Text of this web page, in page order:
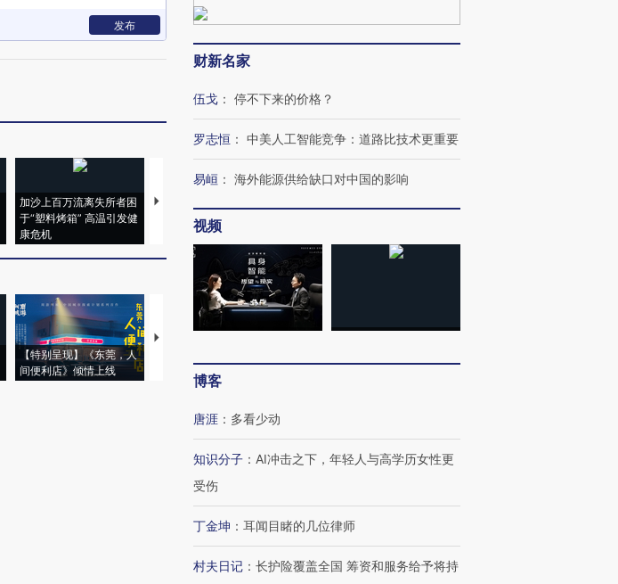
发布
加沙上百万流离失所者困
于“塑料烤箱” 高温引发健
康危机
视线｜HYROX的吸金
术：是什么让中产们甘
心“花钱找虐”？
【特别呈现】《东莞，人
间便利店》倾情上线
【推广】走进第四届链博
财新名家
伍戈 ： 停不下来的价格？
罗志恒 ： 中美人工智能竞争：道路比技术更重要
易峘 ： 海外能源供给缺口对中国的影响
视频
博客
唐涯 ： 多看少动
知识分子 ： AI冲击之下，年轻人与高学历女性更
受伤
丁金坤 ： 耳闻目睹的几位律师
村夫日记 ： 长护险覆盖全国 筹资和服务给予将持